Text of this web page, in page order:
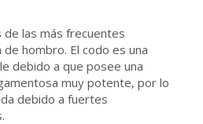
de las más frecuentes
hombro. El codo es una
debido a que posee una
muy potente, por lo
debido a fuertes